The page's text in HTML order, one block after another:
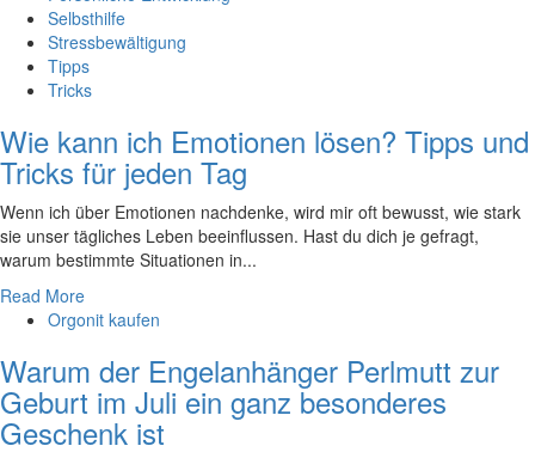
Selbsthilfe
Stressbewältigung
Tipps
Tricks
Wie kann ich Emotionen lösen? Tipps und
Tricks für jeden Tag
Wenn ich über Emotionen nachdenke, wird mir oft bewusst, wie stark
‍sie ⁤unser ⁢tägliches Leben beeinflussen. Hast du dich je gefragt,
warum bestimmte ‌Situationen in...
Read More
Orgonit kaufen
Warum der Engelanhänger Perlmutt zur
Geburt im Juli ein ganz besonderes
Geschenk ist